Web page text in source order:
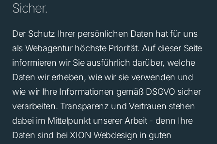
Sicher.
Der Schutz Ihrer persönlichen Daten hat für uns
als Webagentur höchste Priorität. Auf dieser Seite
informieren wir Sie ausführlich darüber, welche
Daten wir erheben, wie wir sie verwenden und
wie wir Ihre Informationen gemäß DSGVO sicher
verarbeiten. Transparenz und Vertrauen stehen
dabei im Mittelpunkt unserer Arbeit - denn Ihre
Daten sind bei XION Webdesign in guten